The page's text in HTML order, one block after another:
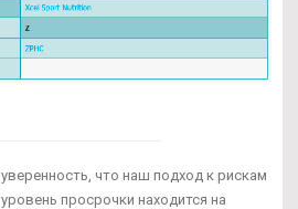
что наш подход к рискам
просрочки находится на